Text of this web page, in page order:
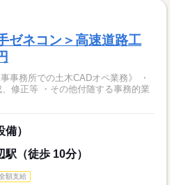
ゼネコン＞高速道路工
事務所での土木CADオペ業務》 ・
修正等 ・その他付随する事務的業
）
（徒歩 10分）
額支給